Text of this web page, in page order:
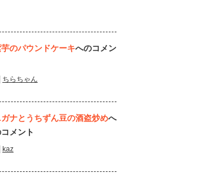
のパウンドケーキへのコメン
ちらちゃん
ガナとうちずん豆の酒盗炒めへ
メント
kaz